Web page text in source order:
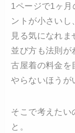
1ページで1ヶ
ントが小さいし
見る気になれま
並び方も法則が
古屋着の料金を
やらないほうが
そこで考えたい
と。